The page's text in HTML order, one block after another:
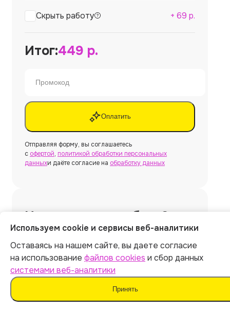
Скрыть работу + 69 р.
Итог:449 р.
Оплатить
Отправляя форму, вы соглашаетесь
с офертой, политикой обработки персональных
данныхи даёте согласие на обработку данных
Нужна другая работа?
Создать
Используем cookie и сервисы веб-аналитики
Оставаясь на нашем сайте, вы даете согласие
на использование файлов cookies и сбор данных
системами веб-аналитики
Принять